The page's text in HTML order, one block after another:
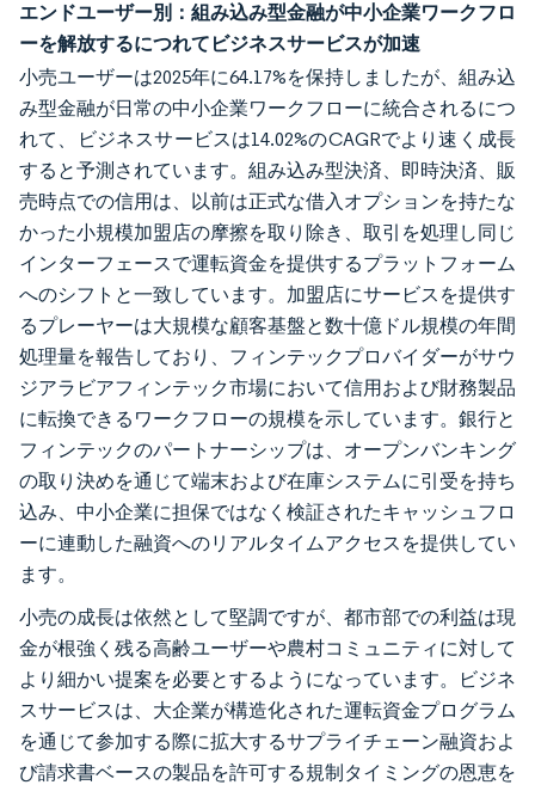
エンドユーザー別：組み込み型金融が中小企業ワークフロ
ーを解放するにつれてビジネスサービスが加速
小売ユーザーは2025年に64.17%を保持しましたが、組み込
み型金融が日常の中小企業ワークフローに統合されるにつ
れて、ビジネスサービスは14.02%のCAGRでより速く成長
すると予測されています。組み込み型決済、即時決済、販
売時点での信用は、以前は正式な借入オプションを持たな
かった小規模加盟店の摩擦を取り除き、取引を処理し同じ
インターフェースで運転資金を提供するプラットフォーム
へのシフトと一致しています。加盟店にサービスを提供す
るプレーヤーは大規模な顧客基盤と数十億ドル規模の年間
処理量を報告しており、フィンテックプロバイダーがサウ
ジアラビアフィンテック市場において信用および財務製品
に転換できるワークフローの規模を示しています。銀行と
フィンテックのパートナーシップは、オープンバンキング
の取り決めを通じて端末および在庫システムに引受を持ち
込み、中小企業に担保ではなく検証されたキャッシュフロ
ーに連動した融資へのリアルタイムアクセスを提供してい
ます。
小売の成長は依然として堅調ですが、都市部での利益は現
金が根強く残る高齢ユーザーや農村コミュニティに対して
より細かい提案を必要とするようになっています。ビジネ
スサービスは、大企業が構造化された運転資金プログラム
を通じて参加する際に拡大するサプライチェーン融資およ
び請求書ベースの製品を許可する規制タイミングの恩恵を